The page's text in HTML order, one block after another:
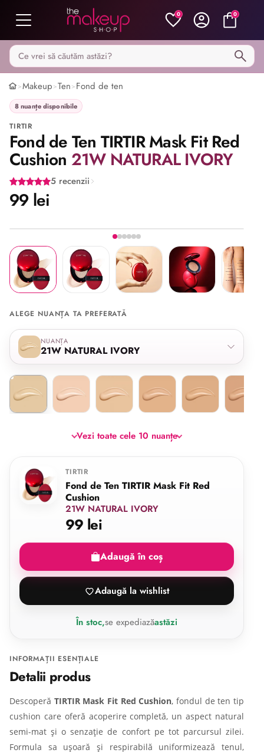
0 0
Caută pe MakeupShop
>Makeup>Ten>Fond de ten
8 nuanțe disponibile
TIRTIR
Fond de Ten TIRTIR Mask Fit Red
Cushion 21W NATURAL IVORY
5 recenzii
99 lei
Share
Imaginea 1 din 6
Selectează nuanța
ALEGE NUANȚA TA PREFERATĂ
NUANȚA
21W NATURAL IVORY
21W NATURAL IVORY
17C PORCELAIN21N IVORY23N SAND24N LATTE25N
Vezi toate cele 10 nuanțe
TIRTIR
Fond de Ten TIRTIR Mask Fit Red
Cushion
21W NATURAL IVORY
99 lei
Adaugă în coș
Adaugă la wishlist
În stoc,se expediazăastăzi
INFORMAȚII ESENȚIALE
Detalii produs
Descoperă TIRTIR Mask Fit Red Cushion, fondul de ten tip
cushion care oferă acoperire completă, un aspect natural
semi-mat și o senzație de confort pe tot parcursul zilei.
Formula sa ușoară și respirabilă uniformizează tenul,